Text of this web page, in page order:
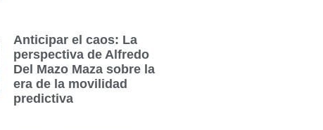
Anticipar el caos: La
perspectiva de Alfredo
Del Mazo Maza sobre la
era de la movilidad
predictiva